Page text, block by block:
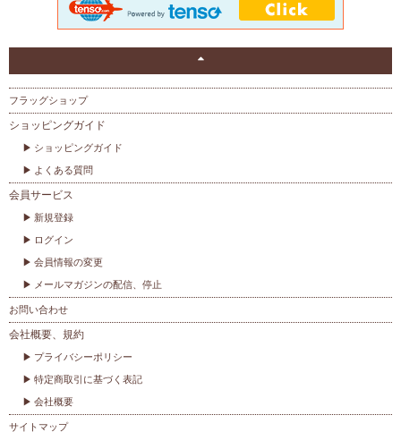
フラッグショップ
ショッピングガイド
ショッピングガイド
よくある質問
会員サービス
新規登録
ログイン
会員情報の変更
メールマガジンの配信、停止
お問い合わせ
会社概要、規約
プライバシーポリシー
特定商取引に基づく表記
会社概要
サイトマップ